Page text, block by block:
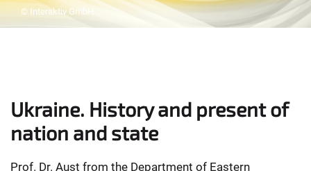
© Interaktiv GmbH
Ukraine. History and present of
nation and state
Prof. Dr. Aust from the Department of Eastern